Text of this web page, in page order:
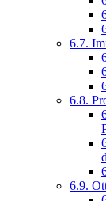
6.7.
6.8.
6.9.